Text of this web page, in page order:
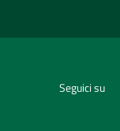
Seguici su